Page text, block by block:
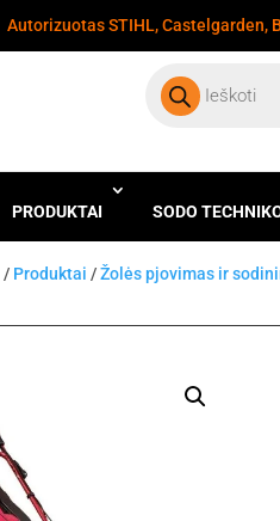
Autorizuotas STIHL, Castelgarden,
search
PRODUKTAI SODO
/ Produktai /Žolės pjovimas ir